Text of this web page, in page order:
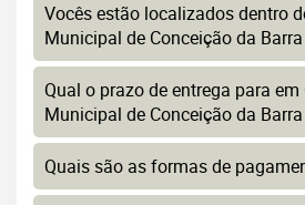
Vocês estão localizados dentro
Municipal de Conceição da
Qual o prazo de entrega para
Municipal de Conceição da
Quais são as formas de